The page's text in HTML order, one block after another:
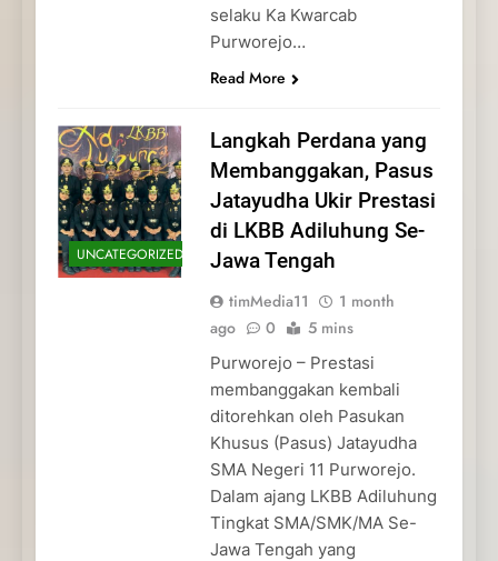
selaku Ka Kwarcab
Purworejo…
Read More
UNCATEGORIZED
Langkah Perdana yang
Membanggakan, Pasus
Jatayudha Ukir Prestasi
di LKBB Adiluhung Se-
Jawa Tengah
timMedia11
1 month
ago
0 5 mins
Purworejo – Prestasi
membanggakan kembali
ditorehkan oleh Pasukan
Khusus (Pasus) Jatayudha
SMA Negeri 11 Purworejo.
Dalam ajang LKBB Adiluhung
Tingkat SMA/SMK/MA Se-
Jawa Tengah yang